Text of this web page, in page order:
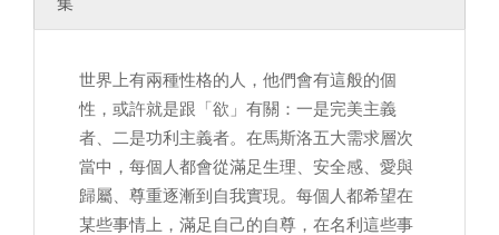
世界上有兩種性格的人，他們會有這般的個
性，或許就是跟「欲」有關：一是完美主義
者、二是功利主義者。在馬斯洛五大需求層次
當中，每個人都會從滿足生理、安全感、愛與
歸屬、尊重逐漸到自我實現。每個人都希望在
某些事情上，滿足自己的自尊，在名利這些事